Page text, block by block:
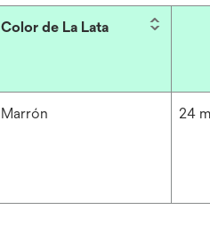
Color de La Lata
Marrón 24